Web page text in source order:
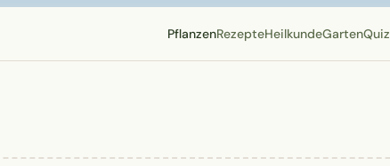
PflanzenRezepteHeilkundeGartenQuiz